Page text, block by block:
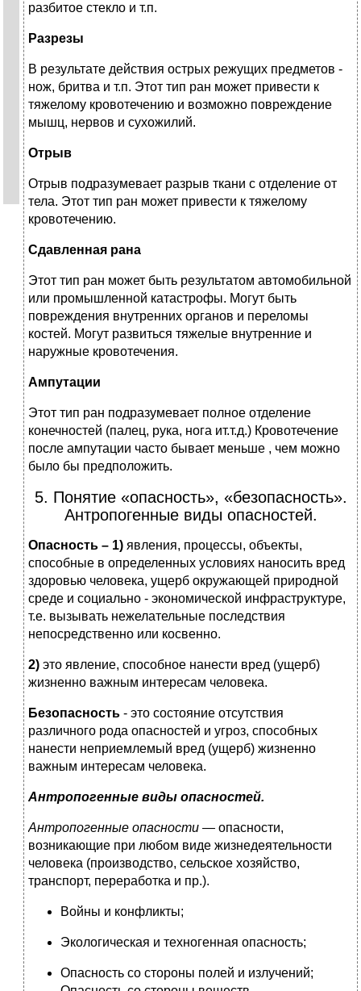
разбитое стекло и т.п.
Разрезы
В результате действия острых режущих предметов -
нож, бритва и т.п. Этот тип ран может привести к
тяжелому кровотечению и возможно повреждение
мышц, нервов и сухожилий.
Отрыв
Отрыв подразумевает разрыв ткани с отделение от
тела. Этот тип ран может привести к тяжелому
кровотечению.
Сдавленная рана
Этот тип ран может быть результатом автомобильной
или промышленной катастрофы. Могут быть
повреждения внутренних органов и переломы
костей. Могут развиться тяжелые внутренние и
наружные кровотечения.
Ампутации
Этот тип ран подразумевает полное отделение
конечностей (палец, рука, нога ит.т.д.) Кровотечение
после ампутации часто бывает меньше , чем можно
было бы предположить.
5. Понятие «опасность», «безопасность».
Антропогенные виды опасностей.
Опасность – 1) явления, процессы, объекты,
способные в определенных условиях наносить вред
здоровью человека, ущерб окружающей природной
среде и социально - экономической инфраструктуре,
т.е. вызывать нежелательные последствия
непосредственно или косвенно.
2) это явление, способное нанести вред (ущерб)
жизненно важным интересам человека.
Безопасность - это состояние отсутствия
различного рода опасностей и угроз, способных
нанести неприемлемый вред (ущерб) жизненно
важным интересам человека.
Антропогенные виды опасностей.
Антропогенные опасности — опасности,
возникающие при любом виде жизнедеятельности
человека (производство, сельское хозяйство,
транспорт, переработка и пр.).
Войны и конфликты;
Экологическая и техногенная опасность;
Опасность со стороны полей и излучений;